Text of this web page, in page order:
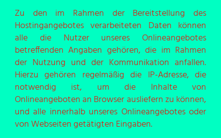
Zu den im Rahmen der Bereitstellung des
Hostingangebotes verarbeiteten Daten können
alle die Nutzer unseres Onlineangebotes
betreffenden Angaben gehören, die im Rahmen
der Nutzung und der Kommunikation anfallen.
Hierzu gehören regelmäßig die IP-Adresse, die
notwendig ist, um die Inhalte von
Onlineangeboten an Browser ausliefern zu können,
und alle innerhalb unseres Onlineangebotes oder
von Webseiten getätigten Eingaben.